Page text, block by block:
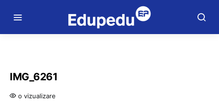
IMG_6261
o vizualizare